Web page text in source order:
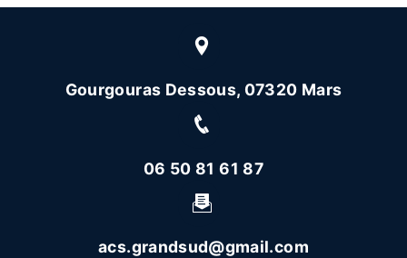
Gourgouras Dessous, 07320 Mars
06 50 81 61 87
acs.grandsud@gmail.com